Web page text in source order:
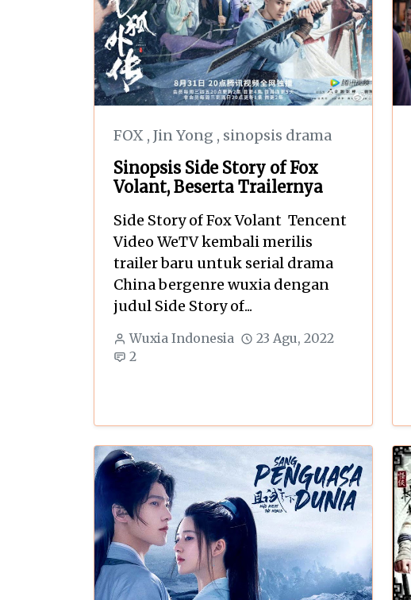
FOX , Jin Yong , sinopsis drama
Sinopsis Side Story of Fox
Volant, Beserta Trailernya
Side Story of Fox Volant Tencent
Video WeTV kembali merilis
trailer baru untuk serial drama
China bergenre wuxia dengan
judul Side Story of...
Wuxia Indonesia
23 Agu, 2022
2